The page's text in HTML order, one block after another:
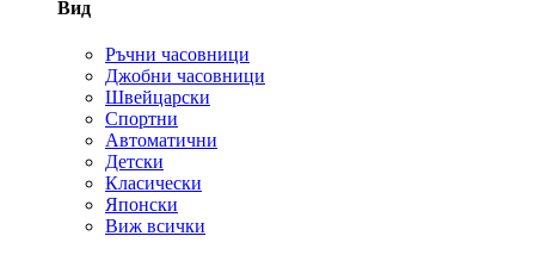
Вид
Ръчни часовници
Джобни часовници
Швейцарски
Спортни
Автоматични
Детски
Класически
Японски
Виж всички